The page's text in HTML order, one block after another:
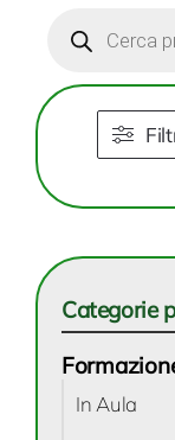
search
Categorie
In Aula